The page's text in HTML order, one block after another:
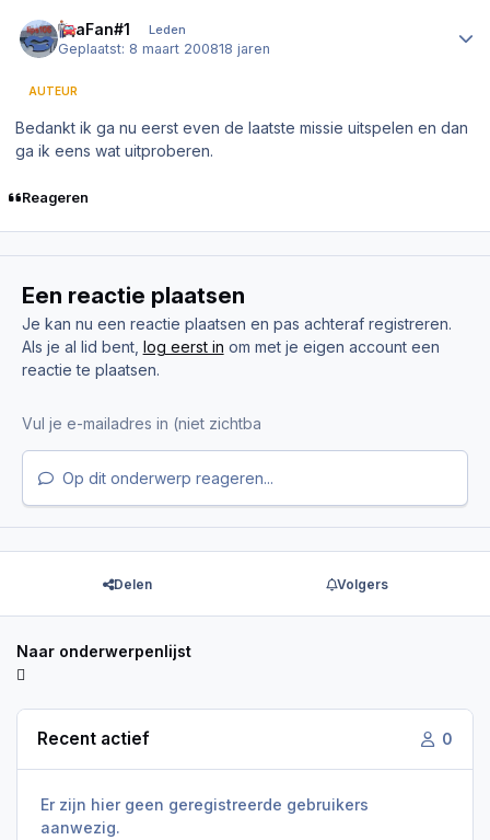
GtaFan#1 Leden
Geplaatst: 8 maart 200818 jaren
AUTEUR
Bedankt ik ga nu eerst even de laatste missie uitspelen en dan
ga ik eens wat uitproberen.
Reageren
Een reactie plaatsen
Je kan nu een reactie plaatsen en pas achteraf registreren.
Als je al lid bent, log eerst in om met je eigen account een
reactie te plaatsen.
Op dit onderwerp reageren...
Delen Volgers
Naar onderwerpenlijst
Recent actief 0
Er zijn hier geen geregistreerde gebruikers
aanwezig.